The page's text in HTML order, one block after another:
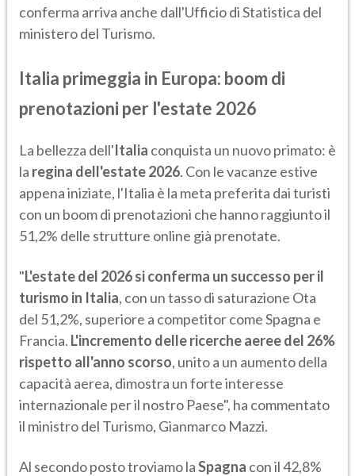
conferma arriva anche dall'Ufficio di Statistica del
ministero del Turismo.
Italia primeggia in Europa: boom di
prenotazioni per l'estate 2026
La bellezza dell'Italia conquista un nuovo primato: è
la regina dell'estate 2026. Con le vacanze estive
appena iniziate, l'Italia è la meta preferita dai turisti
con un boom di prenotazioni che hanno raggiunto il
51,2% delle strutture online già prenotate.
"L'estate del 2026 si conferma un successo per il
turismo in Italia, con un tasso di saturazione Ota
del 51,2%, superiore a competitor come Spagna e
Francia. L'incremento delle ricerche aeree del 26%
rispetto all'anno scorso, unito a un aumento della
capacità aerea, dimostra un forte interesse
internazionale per il nostro Paese", ha commentato
il ministro del Turismo, Gianmarco Mazzi.
Al secondo posto troviamo laSpagna con il 42,8%